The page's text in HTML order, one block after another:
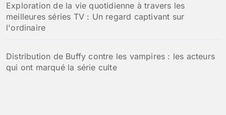
Exploration de la vie quotidienne à travers les
meilleures séries TV : Un regard captivant sur
l'ordinaire
Distribution de Buffy contre les vampires : les acteurs
qui ont marqué la série culte